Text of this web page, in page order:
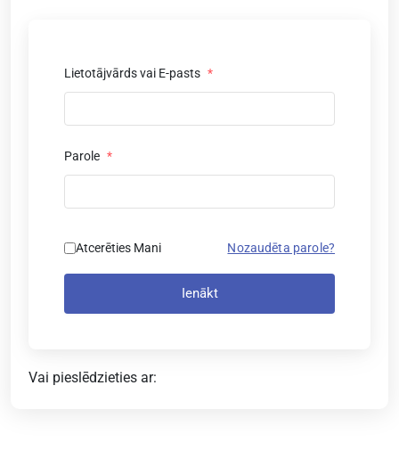
Lietotājvārds vai E-pasts *
Parole *
Atcerēties Mani Nozaudēta parole?
Ienākt
Vai pieslēdzieties ar: